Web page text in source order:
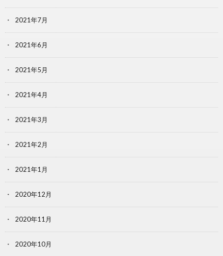
2021年7月
2021年6月
2021年5月
2021年4月
2021年3月
2021年2月
2021年1月
2020年12月
2020年11月
2020年10月